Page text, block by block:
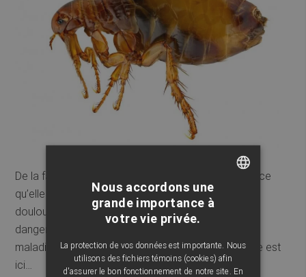
De la famille des Pulicides, on reconnaît la puce parce
qu’elle pique et provoque des démangeaisons
douloureuses et des rougeurs sur la peau. Est-elle
dangereuse pour l’homme et peut-elle entraîner des
maladies ? Comment s’en débarrasser ? La réponse est
ici…
FRENCH
Nous accordons une
grande importance à
votre vie privée.
La protection de vos données est importante. Nous
utilisons des fichiers témoins (cookies) afin
d'assurer le bon fonctionnement de notre site. En